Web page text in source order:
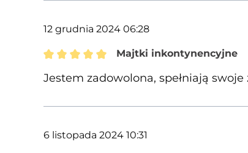
12 grudnia 2024 06:28
Recenzja z oceną 5 spośród 5
Majtki inkontynencyjne
Jestem zadowolona, spełniają swoje
6 listopada 2024 10:31